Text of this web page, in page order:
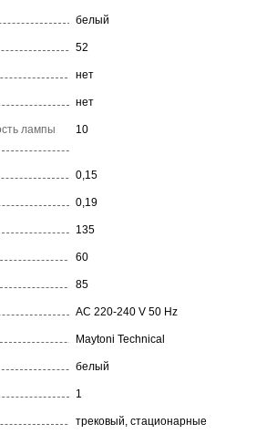
белый
52
нет
нет
лампы
10
0,15
0,19
135
60
85
AC 220-240 V 50 Hz
Maytoni Technical
белый
1
трековый, стационарные